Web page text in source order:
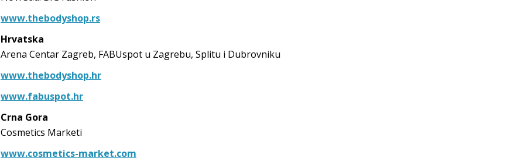
www.thebodyshop.rs
Hrvatska
Arena Centar Zagreb, FABUspot u Zagrebu, Splitu i Dubrovniku
www.thebodyshop.hr
www.fabuspot.hr
Crna Gora
Cosmetics Marketi
www.cosmetics-market.com